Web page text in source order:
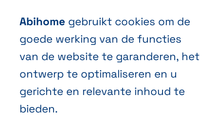
Een offerte aanvragen
Een afspraak maken
Contacteer ons
Abihome gebruikt cookies om de
goede werking van de functies
van de website te garanderen, het
ontwerp te optimaliseren en u
gerichte en relevante inhoud te
bieden.